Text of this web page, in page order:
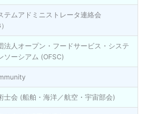
テムアドミニストレータ連絡会
法人オープン・フードサービス・システ
ソーシアム (OFSC)
士会 (船舶・海洋／航空・宇宙部会)